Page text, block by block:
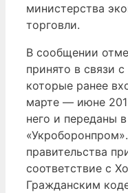
министерства
торговли.
В сообщении
принято в связи
которые ранее
марте — июне
него и переданы
правительства
соответствие с
Гражданским